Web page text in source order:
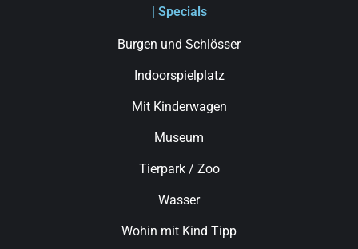
| Specials
Burgen und Schlösser
Indoorspielplatz
Mit Kinderwagen
Museum
Tierpark / Zoo
Wasser
Wohin mit Kind Tipp